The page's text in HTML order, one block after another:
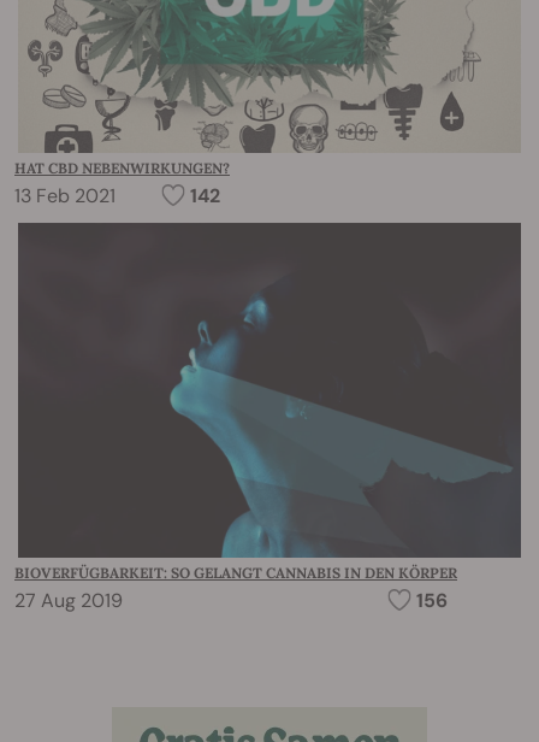
HAT CBD NEBENWIRKUNGEN?
13 Feb 2021 142
BIOVERFÜGBARKEIT: SO GELANGT CANNABIS IN DEN KÖRPER
27 Aug 2019 156